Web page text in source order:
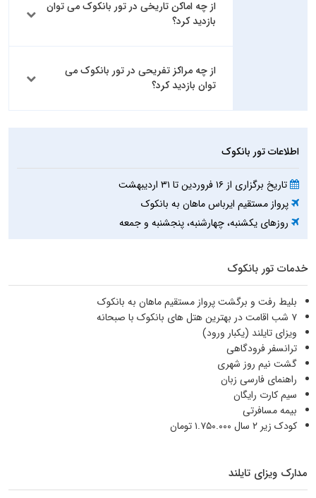
از چه اماکن تاریخی در تور بانکوک می توان
بازدید کرد؟
از چه مراکز تفریحی در تور بانکوک می
توان بازدید کرد؟
اطلاعات تور بانکوک
تاریخ برگزاری از ۱۶ فروردین تا ۳۱ اردیبهشت
پرواز مستقیم ایرباس ماهان به بانکوک
روزهای یکشنبه، چهارشنبه، پنجشنبه و جمعه
خدمات تور بانکوک
بلیط رفت و برگشت پرواز مستقیم ماهان به بانکوک
۷ شب اقامت در بهترین هتل های بانکوک با صبحانه
ويزای تایلند (یکبار ورود)
ترانسفر فرودگاهی
گشت نیم روز شهری
راهنمای فارسی زبان
سیم کارت رایگان
بيمه مسافرتی
کودک زیر ۲ سال ۱.۷۵۰.۰۰۰ تومان
مدارک ویزای تایلند